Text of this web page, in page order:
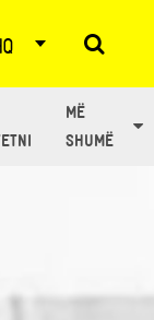
MË
SHUMË